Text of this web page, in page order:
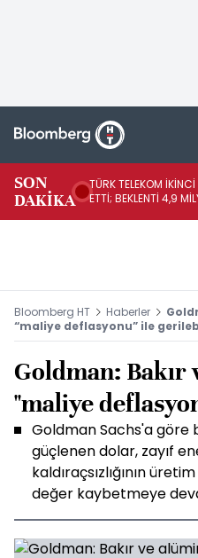
SON
DAKİKA
TÜRK TELEKOM
ETTİ; BEKLENTİ 4,9
Bloomberg HT Haberler
“maliye deflasyonu” ile
Goldman:
"maliye
Goldman Sachs'a göre
güçlenen dolar, zayıf
kaldıraçsızlığının
değer kaybetmeye